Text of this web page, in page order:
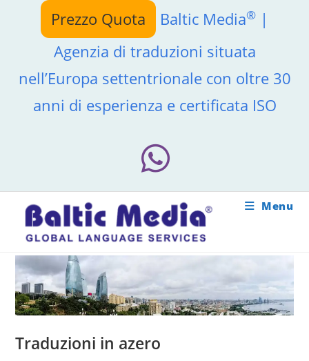
contenuto
Prezzo Quota Baltic Media® |
Agenzia di traduzioni situata
nell’Europa settentrionale con oltre 30
anni di esperienza e certificata ISO
Menu
Traduzioni in azero